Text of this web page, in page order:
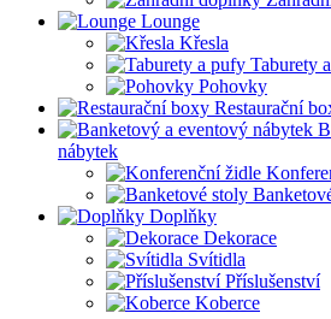
Lounge
Křesla
Taburety
Pohovky
Restaurační
nábytek
Doplňky
Dekorace
Svítidla
Příslušenství
Koberce